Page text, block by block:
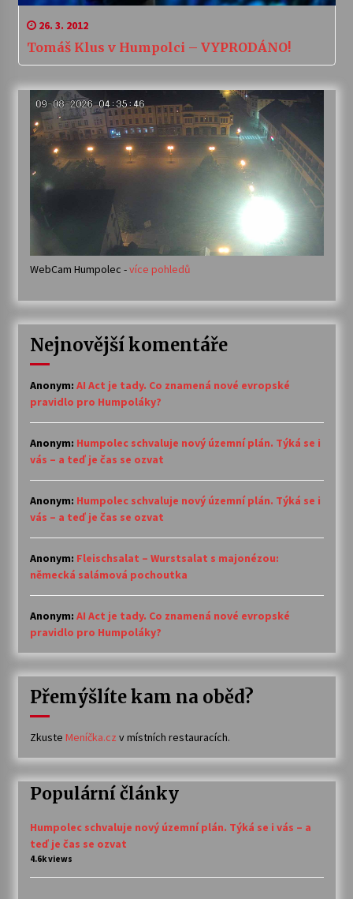
26. 3. 2012
Tomáš Klus v Humpolci – VYPRODÁNO!
WebCam Humpolec -více pohledů
Nejnovější komentáře
Anonym: AI Act je tady. Co znamená nové evropské
pravidlo pro Humpoláky?
Anonym: Humpolec schvaluje nový územní plán. Týká se i
vás – a teď je čas se ozvat
Anonym: Humpolec schvaluje nový územní plán. Týká se i
vás – a teď je čas se ozvat
Anonym: Fleischsalat – Wurstsalat s majonézou:
německá salámová pochoutka
Anonym: AI Act je tady. Co znamená nové evropské
pravidlo pro Humpoláky?
Přemýšlíte kam na oběd?
Zkuste Meníčka.cz v místních restauracích.
Populární články
Humpolec schvaluje nový územní plán. Týká se i vás – a
teď je čas se ozvat
4.6k views